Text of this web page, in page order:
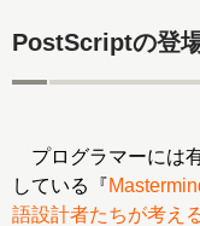
PostScriptの登
プログラマーには
している『
語設計者たちが考え